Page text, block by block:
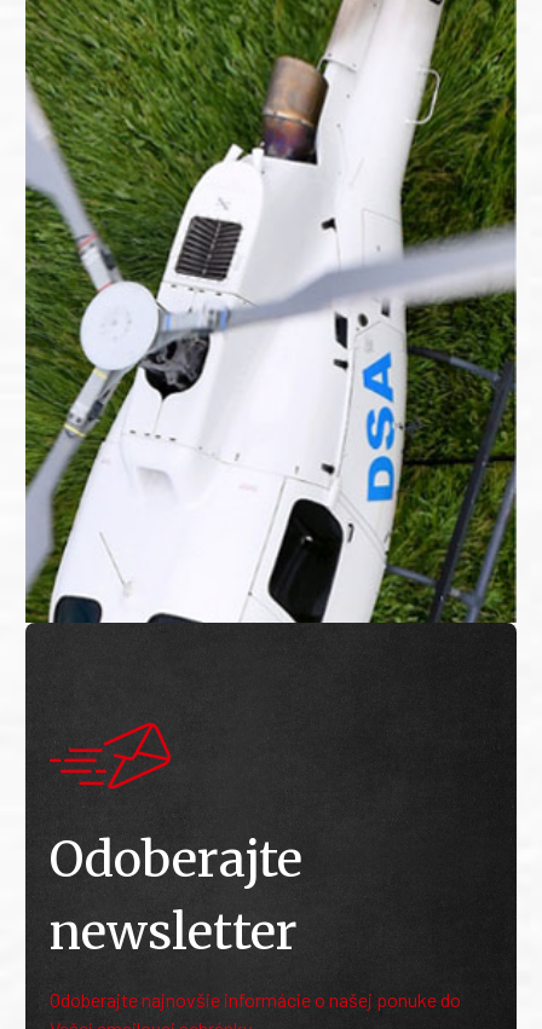
Odoberajte
newsletter
Odoberajte najnovšie informácie o našej ponuke do